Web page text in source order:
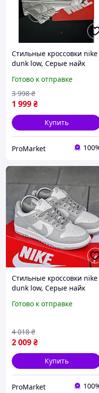
Стильные кроссовки nike
dunk low, Серые найк
мужские светло-серые
Готово к отправке
1 999₴
3 998 ₴
Купить
ProMarket
Стильные кроссовки nike
dunk low, Серые найк
мужские светло-серые,
Готово к отправке
2 009₴
4 018 ₴
Купить
ProMarket